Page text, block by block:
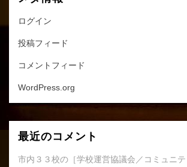
ログイン
投稿フィード
コメントフィード
WordPress.org
最近のコメント
市内３３校の［学校運営協議会／コミュニ